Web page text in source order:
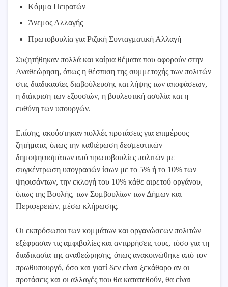
Κόμμα Πειρατών
Άνεμος Αλλαγής
Πρωτοβουλία για Ριζική Συνταγματική Αλλαγή
Συζητήθηκαν πολλά και καίρια θέματα που αφορούν στην
Αναθεώρηση, όπως η θέσπιση της συμμετοχής των πολιτών
στις διαδικασίες διαβούλευσης και λήψης των αποφάσεων,
η διάκριση των εξουσιών, η βουλευτική ασυλία και η
ευθύνη των υπουργών.
Επίσης, ακούστηκαν πολλές προτάσεις για επιμέρους
ζητήματα, όπως την καθιέρωση δεσμευτικών
δημοψηφισμάτων από πρωτοβουλίες πολιτών με
συγκέντρωση υπογραφών ίσων με το 5% ή το 10% των
ψηφισάντων, την εκλογή του 10% κάθε αιρετού οργάνου,
όπως της Βουλής, των Συμβουλίων των Δήμων και
Περιφερειών, μέσω κλήρωσης.
Οι εκπρόσωποι των κομμάτων και οργανώσεων πολιτών
εξέφρασαν τις αμφιβολίες και αντιρρήσεις τους, τόσο για τη
διαδικασία της αναθεώρησης, όπως ανακοινώθηκε από τον
πρωθυπουργό, όσο και γιατί δεν είναι ξεκάθαρο αν οι
προτάσεις και οι αλλαγές που θα κατατεθούν, θα είναι